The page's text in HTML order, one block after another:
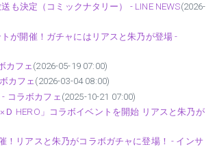
も決定（コミックナタリー） - LINE NEWS(2026-
が開催！ガチャにはリアスと朱乃が登場 -
カフェ (2026-05-19 07:00)
カフェ (2026-03-04 08:00)
コラボカフェ(2025-10-21 07:00)
HERO」コラボイベントを開始 リアスと朱乃が
！リアスと朱乃がコラボガチャに登場！ - インサ